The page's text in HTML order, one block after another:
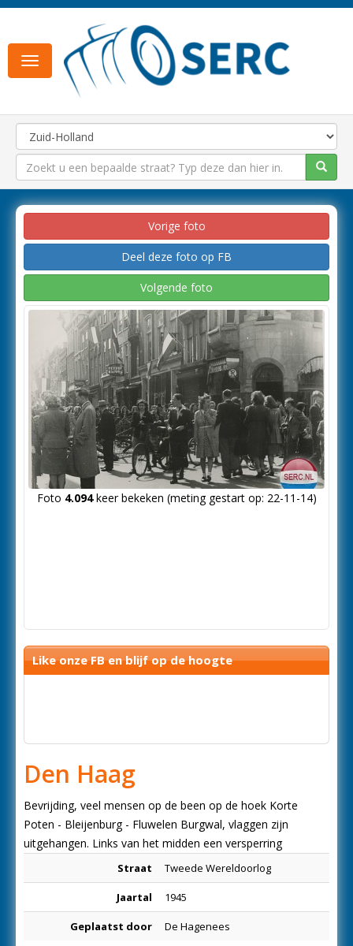
Toggle
navigation
Vorige foto
Deel deze foto op FB
Volgende foto
Foto 4.094keer bekeken (meting gestart op: 22-11-14)
Like onze FB en blijf op de hoogte
Den Haag
Bevrijding, veel mensen op de been op de hoek Korte
Poten - Bleijenburg - Fluwelen Burgwal, vlaggen zijn
uitgehangen. Links van het midden een versperring
Straat Tweede Wereldoorlog
Jaartal 1945
Geplaatst door De Hagenees